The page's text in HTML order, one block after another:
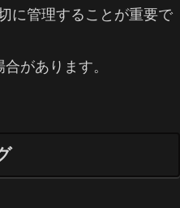
に管理することが重要で
があります。